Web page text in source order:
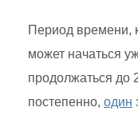
Период времени,
может начаться
продолжаться до
постепенно, один